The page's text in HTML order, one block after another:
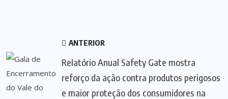
ANTERIOR
Relatório Anual Safety Gate mostra
reforço da ação contra produtos perigosos
e maior proteção dos consumidores na